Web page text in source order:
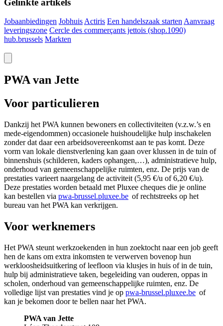
Jobaanbiedingen Jobhuis Actiris Een handelszaak starten Aanvraag
leveringszone Cercle des commerçants jettois (shop.1090)
hub.brussels Markten
PWA van Jette
Voor particulieren
Dankzij het PWA kunnen bewoners en collectiviteiten (v.z.w.’s en
mede-eigendommen) occasionele huishoudelijke hulp inschakelen
zonder dat daar een arbeidsovereenkomst aan te pas komt. Deze
vorm van lokale dienstverlening kan gaan over klussen in de tuin of
binnenshuis (schilderen, kaders ophangen,…), administratieve hulp,
onderhoud van gemeenschappelijke ruimten, enz. De prijs van de
prestaties varieert naargelang de activiteit (5,95 €/u of 6,20 €/u).
Deze prestaties worden betaald met Pluxee cheques die je online
kan bestellen via pwa-brussel.pluxee.be of rechtstreeks op het
bureau van het PWA kan verkrijgen.
Voor werknemers
Het PWA steunt werkzoekenden in hun zoektocht naar een job geeft
hen de kans om extra inkomsten te verwerven bovenop hun
werkloosheidsuitkering of leefloon via klusjes in huis of in de tuin,
hulp bij administratieve taken, begeleiding van ouderen, oppas in
scholen, onderhoud van gemeenschappelijke ruimten, enz. De
volledige lijst van prestaties vind je op pwa-brussel.pluxee.be of
kan je bekomen door te bellen naar het PWA.
PWA van Jette